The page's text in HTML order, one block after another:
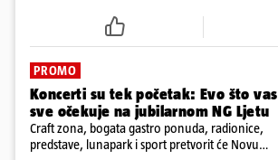
PROMO
Koncerti su tek početak: Evo što vas
sve očekuje na jubilarnom NG Ljetu
Craft zona, bogata gastro ponuda, radionice,
predstave, lunapark i sport pretvorit će Novu